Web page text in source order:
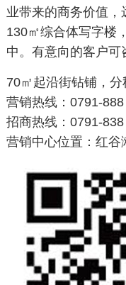
业带来的商务价值
130㎡综合体写字楼
中。有意向的客户可
70㎡起沿街钻铺，分
营销热线：0791-
招商热线：0791-
营销中心位置：红谷